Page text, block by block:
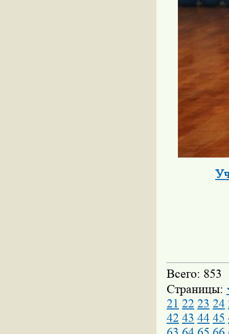
Всего: 853
Страницы:
21 22 23 24
42 43 44 45